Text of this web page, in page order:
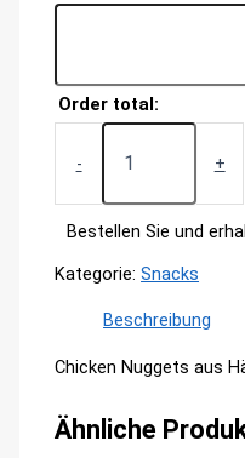
Order total:
-
Chicken
+
Bestellen Sie und
Kategorie:Snacks
Beschreibung
Chicken Nuggets aus
Ähnliche